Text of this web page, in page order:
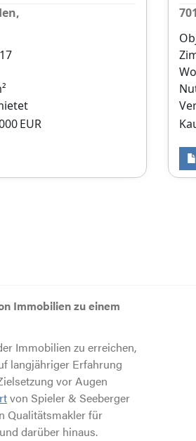
EUR
Immobilien zu einem
Immobilien zu erreichen,
langjähriger Erfahrung
vor Augen
von Spieler & Seeberger
Qualitätsmakler für
darüber hinaus.